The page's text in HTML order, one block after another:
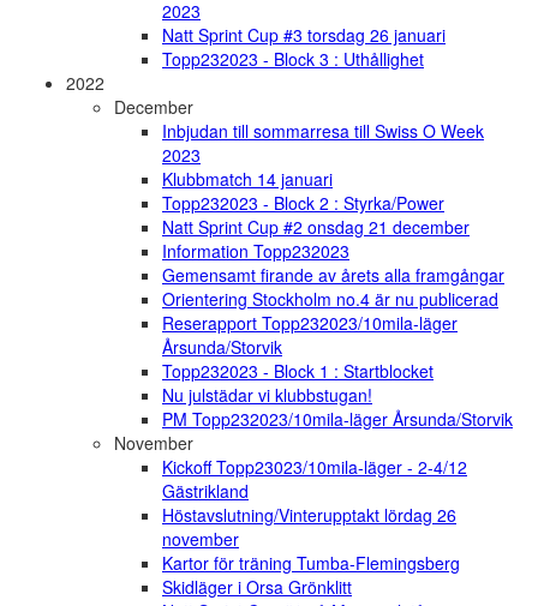
2023
Natt Sprint Cup #3 torsdag 26 januari
Topp232023 - Block 3 : Uthållighet
2022
December
Inbjudan till sommarresa till Swiss O Week
2023
Klubbmatch 14 januari
Topp232023 - Block 2 : Styrka/Power
Natt Sprint Cup #2 onsdag 21 december
Information Topp232023
Gemensamt firande av årets alla framgångar
Orientering Stockholm no.4 är nu publicerad
Reserapport Topp232023/10mila-läger
Årsunda/Storvik
Topp232023 - Block 1 : Startblocket
Nu julstädar vi klubbstugan!
PM Topp232023/10mila-läger Årsunda/Storvik
November
Kickoff Topp23023/10mila-läger - 2-4/12
Gästrikland
Höstavslutning/Vinterupptakt lördag 26
november
Kartor för träning Tumba-Flemingsberg
Skidläger i Orsa Grönklitt